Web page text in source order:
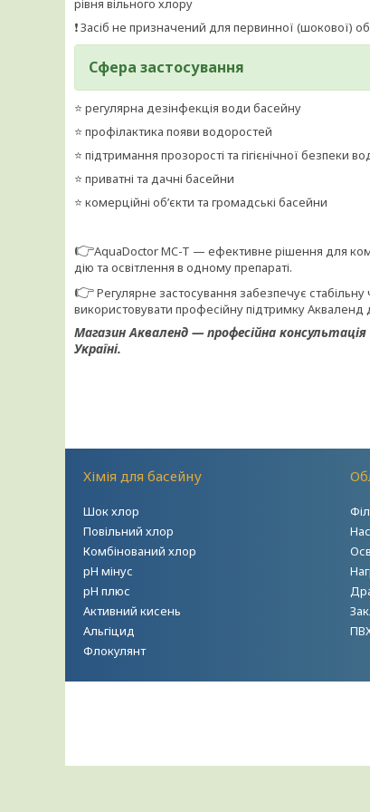
рівня вільного хлору
❗ Засіб не призначений для первинної (шокової)
Сфера застосування
⭐ регулярна дезінфекція води басейну
⭐ профілактика появи водоростей
⭐ підтримання прозорості та гігієнічної безпеки
⭐ приватні та дачні басейни
⭐ комерційні об’єкти та громадські басейни
👉AquaDoctor MC-T — ефективне рішення для
дію та освітлення в одному препараті.
👉Регулярне застосування забезпечує
використовувати професійну підтримку
Магазин Акваленд — професійна
Україні.
Хімія для басейну
Шок хлор
Повільний хлор
Комбінований хлор
рН мінус
рН плюс
Активний кисень
Альгіцид
Флокулянт